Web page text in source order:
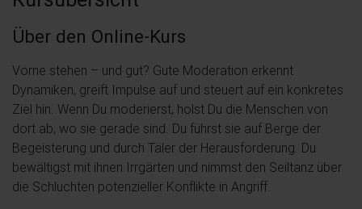
Über den Online-Kurs
Vorne stehen – und gut? Gute Moderation erkennt
Dynamiken, greift Impulse auf und steuert auf ein konkretes
Ziel hin. Wenn Du moderierst, holst Du die Menschen von
dort ab, wo sie gerade sind. Du führst sie auf Berge der
Begeisterung und durch Täler der Herausforderung. Du
bewältigst mit ihnen Irrgärten und nimmst den Seiltanz über
die Schluchten potenzieller Konflikte in Angriff.